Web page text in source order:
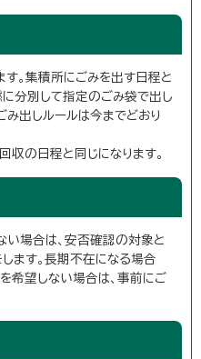
。集積所にごみを出す日程と
分別して指定のごみ袋で出し
み出しルールは今までどおり
収の日程と同じになります。
場合は、安否確認の対象と
ます。長期不在になる場合
希望しない場合は、事前にご